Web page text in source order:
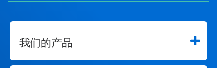
我们的产品